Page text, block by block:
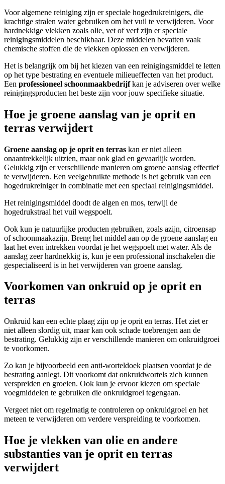
Voor algemene reiniging zijn er speciale hogedrukreinigers, die
krachtige stralen water gebruiken om het vuil te verwijderen. Voor
hardnekkige vlekken zoals olie, vet of verf zijn er speciale
reinigingsmiddelen beschikbaar. Deze middelen bevatten vaak
chemische stoffen die de vlekken oplossen en verwijderen.
Het is belangrijk om bij het kiezen van een reinigingsmiddel te letten
op het type bestrating en eventuele milieueffecten van het product.
Een professioneel schoonmaakbedrijfkan je adviseren over welke
reinigingsproducten het beste zijn voor jouw specifieke situatie.
Hoe je groene aanslag van je oprit en
terras verwijdert
Groene aanslag op je oprit en terras kan er niet alleen
onaantrekkelijk uitzien, maar ook glad en gevaarlijk worden.
Gelukkig zijn er verschillende manieren om groene aanslag effectief
te verwijderen. Een veelgebruikte methode is het gebruik van een
hogedrukreiniger in combinatie met een speciaal reinigingsmiddel.
Het reinigingsmiddel doodt de algen en mos, terwijl de
hogedrukstraal het vuil wegspoelt.
Ook kun je natuurlijke producten gebruiken, zoals azijn, citroensap
of schoonmaakazijn. Breng het middel aan op de groene aanslag en
laat het even intrekken voordat je het wegspoelt met water. Als de
aanslag zeer hardnekkig is, kun je een professional inschakelen die
gespecialiseerd is in het verwijderen van groene aanslag.
Voorkomen van onkruid op je oprit en
terras
Onkruid kan een echte plaag zijn op je oprit en terras. Het ziet er
niet alleen slordig uit, maar kan ook schade toebrengen aan de
bestrating. Gelukkig zijn er verschillende manieren om onkruidgroei
te voorkomen.
Zo kan je bijvoorbeeld een anti-worteldoek plaatsen voordat je de
bestrating aanlegt. Dit voorkomt dat onkruidwortels zich kunnen
verspreiden en groeien. Ook kun je ervoor kiezen om speciale
voegmiddelen te gebruiken die onkruidgroei tegengaan.
Vergeet niet om regelmatig te controleren op onkruidgroei en het
meteen te verwijderen om verdere verspreiding te voorkomen.
Hoe je vlekken van olie en andere
substanties van je oprit en terras
verwijdert